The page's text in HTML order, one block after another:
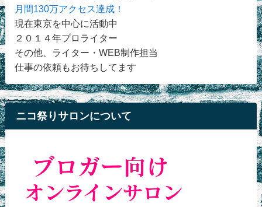
月間130万アクセス達成！
現在東京を中心に活動中
２０１４年プロライター
その他、ライター・WEB制作担当
仕事の依頼もお待ちしてます
ニコ祭りサロンについて